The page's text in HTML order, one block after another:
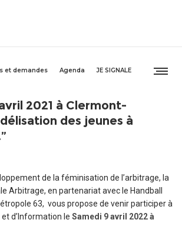
et demandes Agenda
JE SIGNALE
2021 à Clermont-
des jeunes à
de la féminisation de l’arbitrage, la
Arbitrage, en partenariat avec le Handball
63, vous propose de venir participer à
et d’Information le Samedi 9 avril 2022 à